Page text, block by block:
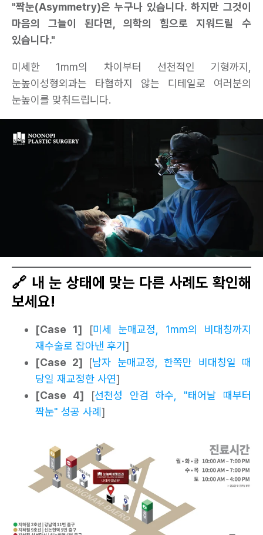
"짝눈(Asymmetry)은 누구나 있습니다. 하지만 그것이
마음의 그늘이 된다면, 의학의 힘으로 지워드릴 수
있습니다."
미세한 1mm의 차이부터 선천적인 기형까지,
눈높이성형외과는 타협하지 않는 디테일로 여러분의
눈높이를 맞춰드립니다.
🔗 내 눈 상태에 맞는 다른 사례도 확인해
보세요!
[Case 1] [미세 눈매교정, 1mm의 비대칭까지
재수술로 잡아낸 후기 ]
[Case 2] [남자 눈매교정, 한쪽만 비대칭일 때
당일 재교정한 사연]
[Case 4] [선천성 안검 하수, "태어날 때부터
짝눈" 성공 사례 ]